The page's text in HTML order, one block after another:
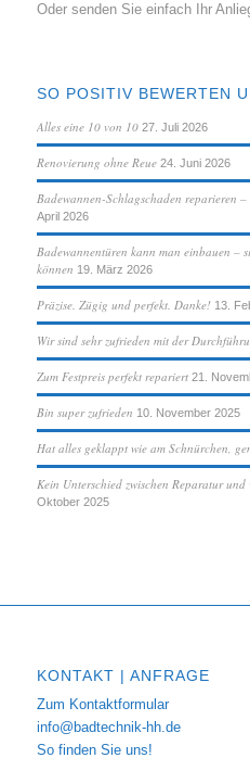
Oder senden Sie einfach Ihr
SO POSITIV BEWERTEN
Alles eine 10 von 10 27. Juli 2026
Renovierung ohne Reue 24. Juni 2026
Badewannen-Schlagschaden reparieren
April 2026
Badewannentüren kann man einbauen –
können 19. März 2026
Präzise. Zügig und perfekt. Danke! 13.
Wir sind sehr zufrieden mit der
Zum Festpreis perfekt repariert 21.
Bin super zufrieden 10. November 2025
Hat alles geklappt wie am Schnürchen,
Kein Unterschied zwischen Reparatur
Oktober 2025
KONTAKT | ANFRAGE
Zum Kontaktformular
info@badtechnik-hh.de
So finden Sie uns!